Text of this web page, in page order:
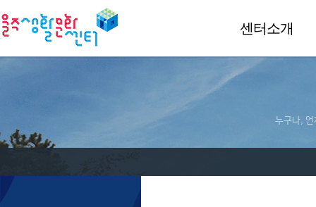
센터소개
누구나, 언